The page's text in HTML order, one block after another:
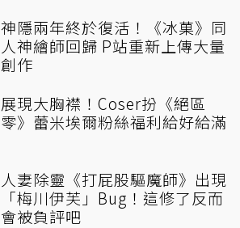
神隱兩年終於復活！《冰菓》同
人神繪師回歸 P站重新上傳大量
創作
展現大胸襟！Coser扮《絕區
零》蕾米埃爾粉絲福利給好給滿
人妻除靈《打屁股驅魔師》出現
「梅川伊芙」Bug！這修了反而
會被負評吧